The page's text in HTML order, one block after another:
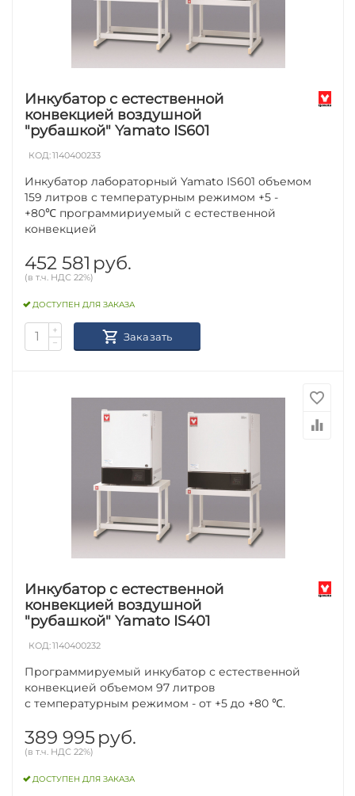
Инкубатор с естественной
конвекцией воздушной
"рубашкой" Yamato IS601
КОД:1140400233
Инкубатор лабораторный Yamato IS601 объемом
159 литров с температурным режимом +5 -
+80℃ программириуемый с естественной
конвекцией
452 581 руб.
(в т.ч. НДС 22%)
ДОСТУПЕН ДЛЯ ЗАКАЗА
+
−
Заказать
Инкубатор с естественной
конвекцией воздушной
"рубашкой" Yamato IS401
КОД:1140400232
Программируемый инкубатор с естественной
конвекцией объемом 97 литров
с температурным режимом - от +5 до +80 ℃.
389 995 руб.
(в т.ч. НДС 22%)
ДОСТУПЕН ДЛЯ ЗАКАЗА